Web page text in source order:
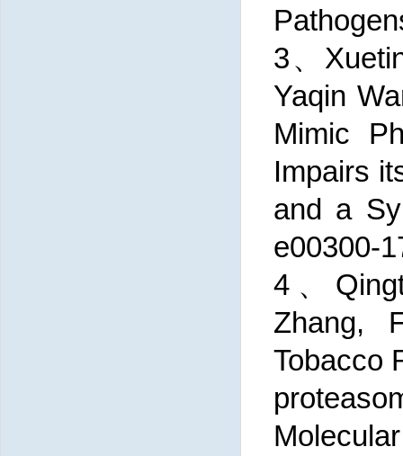
3、
Yaqin
Mimic
Impairs
and a
e00300-
4、
Zhang,
Tobacco